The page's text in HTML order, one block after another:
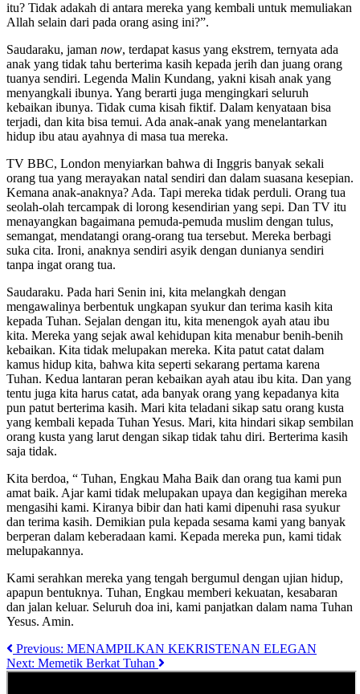
itu? Tidak adakah di antara mereka yang kembali untuk memuliakan
Allah selain dari pada orang asing ini?”.
Saudaraku, jaman now, terdapat kasus yang ekstrem, ternyata ada
anak yang tidak tahu berterima kasih kepada jerih dan juang orang
tuanya sendiri. Legenda Malin Kundang, yakni kisah anak yang
menyangkali ibunya. Yang berarti juga mengingkari seluruh
kebaikan ibunya. Tidak cuma kisah fiktif. Dalam kenyataan bisa
terjadi, dan kita bisa temui. Ada anak-anak yang menelantarkan
hidup ibu atau ayahnya di masa tua mereka.
TV BBC, London menyiarkan bahwa di Inggris banyak sekali
orang tua yang merayakan natal sendiri dan dalam suasana kesepian.
Kemana anak-anaknya? Ada. Tapi mereka tidak perduli. Orang tua
seolah-olah tercampak di lorong kesendirian yang sepi. Dan TV itu
menayangkan bagaimana pemuda-pemuda muslim dengan tulus,
semangat, mendatangi orang-orang tua tersebut. Mereka berbagi
suka cita. Ironi, anaknya sendiri asyik dengan dunianya sendiri
tanpa ingat orang tua.
Saudaraku. Pada hari Senin ini, kita melangkah dengan
mengawalinya berbentuk ungkapan syukur dan terima kasih kita
kepada Tuhan. Sejalan dengan itu, kita menengok ayah atau ibu
kita. Mereka yang sejak awal kehidupan kita menabur benih-benih
kebaikan. Kita tidak melupakan mereka. Kita patut catat dalam
kamus hidup kita, bahwa kita seperti sekarang pertama karena
Tuhan. Kedua lantaran peran kebaikan ayah atau ibu kita. Dan yang
tentu juga kita harus catat, ada banyak orang yang kepadanya kita
pun patut berterima kasih. Mari kita teladani sikap satu orang kusta
yang kembali kepada Tuhan Yesus. Mari, kita hindari sikap sembilan
orang kusta yang larut dengan sikap tidak tahu diri. Berterima kasih
saja tidak.
Kita berdoa, “ Tuhan, Engkau Maha Baik dan orang tua kami pun
amat baik. Ajar kami tidak melupakan upaya dan kegigihan mereka
mengasihi kami. Kiranya bibir dan hati kami dipenuhi rasa syukur
dan terima kasih. Demikian pula kepada sesama kami yang banyak
berperan dalam keberadaan kami. Kepada mereka pun, kami tidak
melupakannya.
Kami serahkan mereka yang tengah bergumul dengan ujian hidup,
apapun bentuknya. Tuhan, Engkau memberi kekuatan, kesabaran
dan jalan keluar. Seluruh doa ini, kami panjatkan dalam nama Tuhan
Yesus. Amin.
Previous: MENAMPILKAN KEKRISTENAN ELEGAN
Next: Memetik Berkat Tuhan